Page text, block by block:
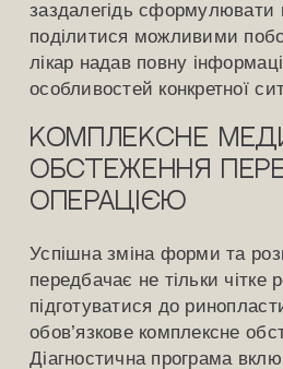
заздалегідь сформулювати
поділитися можливими
лікар надав повну
особливостей конкретної
Комплексне
обстеження
операцією
Успішна зміна форми та
передбачає не тільки чітке
підготуватися до
обов’язкове комплексне
Діагностична програма